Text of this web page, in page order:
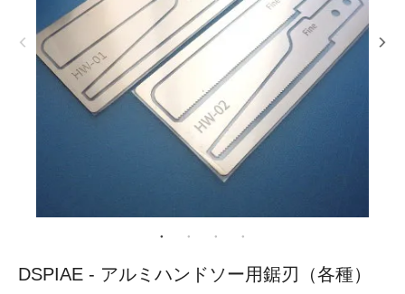
DSPIAE - アルミハンドソー用鋸刃（各種）